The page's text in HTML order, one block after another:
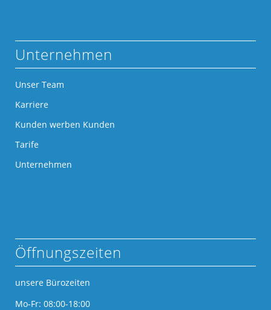
Unternehmen
Unser Team
Karriere
Kunden werben Kunden
Tarife
Unternehmen
Öffnungszeiten
unsere Bürozeiten
Mo-Fr: 08:00-18:00